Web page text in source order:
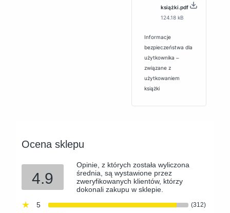
książki.pdf
124.18 kB
Informacje
bezpieczeństwa dla
użytkownika ‒
związane z
użytkowaniem
książki
Ocena sklepu
4.9
Opinie, z których została wyliczona
średnia, są wystawione przez
zweryfikowanych klientów, którzy
dokonali zakupu w sklepie.
5
(312)